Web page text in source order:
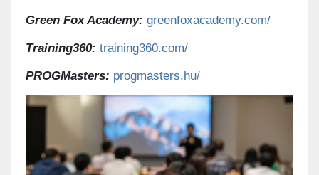
Green Fox Academy: greenfoxacademy.com/
Training360: training360.com/
PROGMasters: progmasters.hu/